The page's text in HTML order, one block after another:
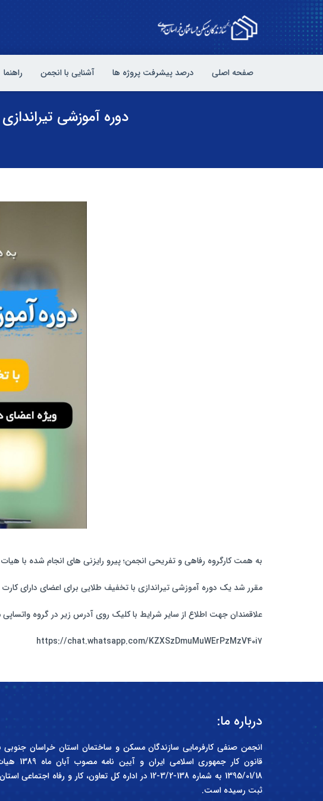
صفحه اصلی درصد پیشرفت پروژه ها آشنایی با انجمن راهنما
دوره آموزشی
به همت کارگروه رفاهی و تفریحی انجمن؛ پیرو رایزنی های انجام شده با
مقرر شد یک دوره آموزشی تیراندازی با تخفیف طلایی برای اعضای دارای
علاقمندان جهت اطلاع از سایر شرایط با کلیک روی آدرس زیر در گروه
https://chat.whatsapp.com/KZXSzDmuMuWErPzMzV40i7
درباره ما:
قانون کار
1395/01/18 به شماره 138-3/2-12 در اداره کل تعاون، کار و رفاه
ثبت رسیده است.